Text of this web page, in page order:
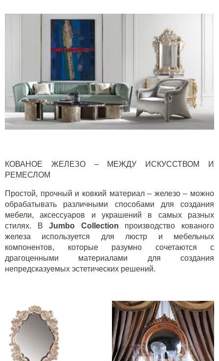
КОВАНОЕ ЖЕЛЕЗО – МЕЖДУ ИСКУССТВОМ И
РЕМЕСЛОМ
Простой, прочный и ковкий материал – железо – можно
обрабатывать различными способами для создания
мебели, аксессуаров и украшений в самых разных
стилях. ВJumbo Collection
производство кованого
железа используется для люстр и мебельных
компонентов, которые разумно сочетаются с
драгоценными материалами для создания
непредсказуемых эстетических решений.